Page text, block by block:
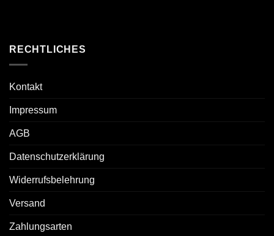
RECHTLICHES
Kontakt
Impressum
AGB
Datenschutzerklärung
Widerrufsbelehrung
Versand
Zahlungsarten